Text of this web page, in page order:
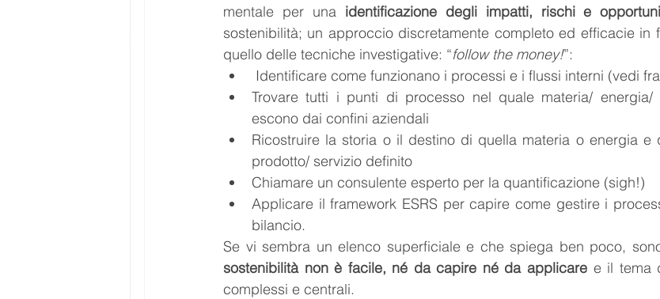
mentale per una identificazione degli impatti, rischi e
sostenibilità; un approccio discretamente completo ed efficacie in
quello delle tecniche investigative: “follow the money!”:
Identificare come funzionano i processi e i flussi interni (vedi
Trovare tutti i punti di processo nel quale materia/ energia/
escono dai confini aziendali
Ricostruire la storia o il destino di quella materia o energia e
prodotto/ servizio definito
Chiamare un consulente esperto per la quantificazione (sigh!)
Applicare il framework ESRS per capire come gestire i
bilancio.
Se vi sembra un elenco superficiale e che spiega ben poco,
sostenibilità non è facile, né da capire né da applicare e il tema
complessi e centrali.